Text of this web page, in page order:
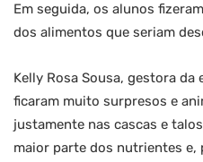
Em seguida, os alunos
dos alimentos que seriam
Kelly Rosa Sousa, gestora
ficaram muito surpresos e
justamente nas cascas e
maior parte dos nutrientes e,